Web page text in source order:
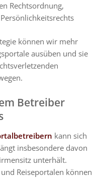
Rechtsordnung,
können wir mehr
ausüben und sie
Betreiber
kann sich
insbesondere davon
unterhält.
Reiseportalen können